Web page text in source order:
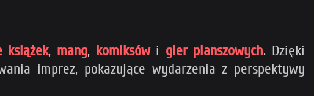
książek, mang, komiksówi gier planszowych. Dzięki
imprez, pokazujące wydarzenia z perspektywy